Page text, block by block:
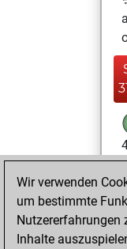
Wir verwenden
um bestimmte
Nutzererfahrungen
Inhalte